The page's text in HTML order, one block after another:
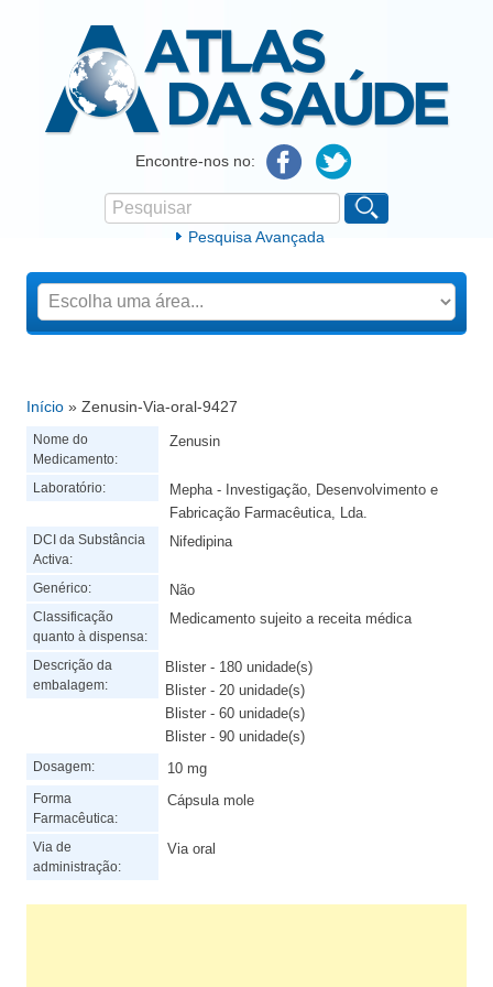
Atlas da SaúdeEncontre-nos no:
Formulário de procura
Pesquisar
Pesquisa Avançada
Está aqui
Início » Zenusin-Via-oral-9427
Nome do
Medicamento:
Zenusin
Laboratório:
Mepha - Investigação, Desenvolvimento e
Fabricação Farmacêutica, Lda.
DCI da Substância
Activa:
Nifedipina
Genérico: Não
Classificação
quanto à dispensa:
Medicamento sujeito a receita médica
Descrição da
embalagem:
Blister - 180 unidade(s)
Blister - 20 unidade(s)
Blister - 60 unidade(s)
Blister - 90 unidade(s)
Dosagem: 10 mg
Forma
Farmacêutica:
Cápsula mole
Via de
administração:
Via oral